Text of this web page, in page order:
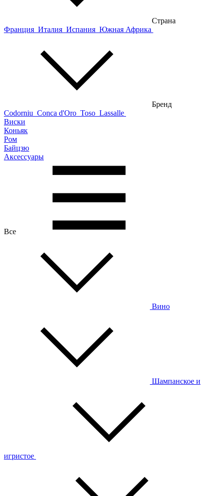
Страна
Франция Италия Испания Южная Африка
Бренд
Codorniu Conca d'Oro Toso Lassalle
Виски
Коньяк
Ром
Байцзю
Аксессуары
Все
Вино
Шампанское и
игристое